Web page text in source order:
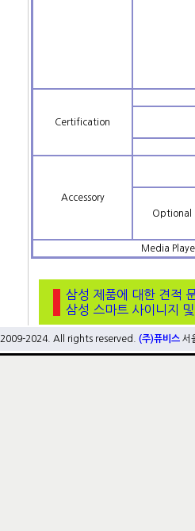
Certification
Accessory
Optional
Media
삼성 제품에 대한 견적
삼성 스마트 사이니지
2009-2024. All rights reserved. (주)퓨비스 서